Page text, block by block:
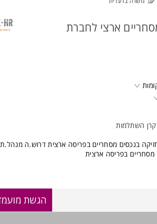
ארצי לחברת
קרן השתלמות
בנכסים מסחריים בפריסה ארצית דרוש.ה
מסחריים בפריסה ארצית
ולקוחות פוטנציאליים
מערך השכירות הארצית למותגים/רשתות/פרטיים
הגשת